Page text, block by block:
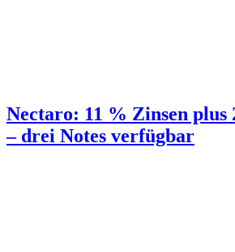
Nectaro: 11 % Zinsen plus
– drei Notes verfügbar